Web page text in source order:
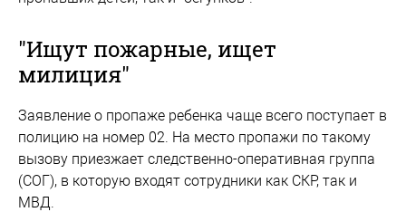
"Ищут пожарные, ищет
милиция"
Заявление о пропаже ребенка чаще всего поступает в
полицию на номер 02. На место пропажи по такому
вызову приезжает следственно-оперативная группа
(СОГ), в которую входят сотрудники как СКР, так и
МВД.